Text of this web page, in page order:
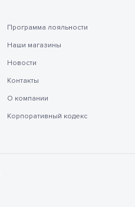
Программа лояльности
Наши магазины
Новости
Контакты
О компании
Корпоративный кодекс